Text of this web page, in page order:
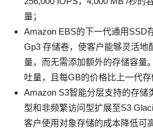
量；
Amazon EBS的下一代通用
Gp3 存储卷，使客户能够灵活地
量，而无需添加额外的存储容量
吐量，且每GB的价格比上一代存
Amazon S3智能分层支持的存储
型和非频繁访问型扩展至S3
客户使用对象存储的成本降低可